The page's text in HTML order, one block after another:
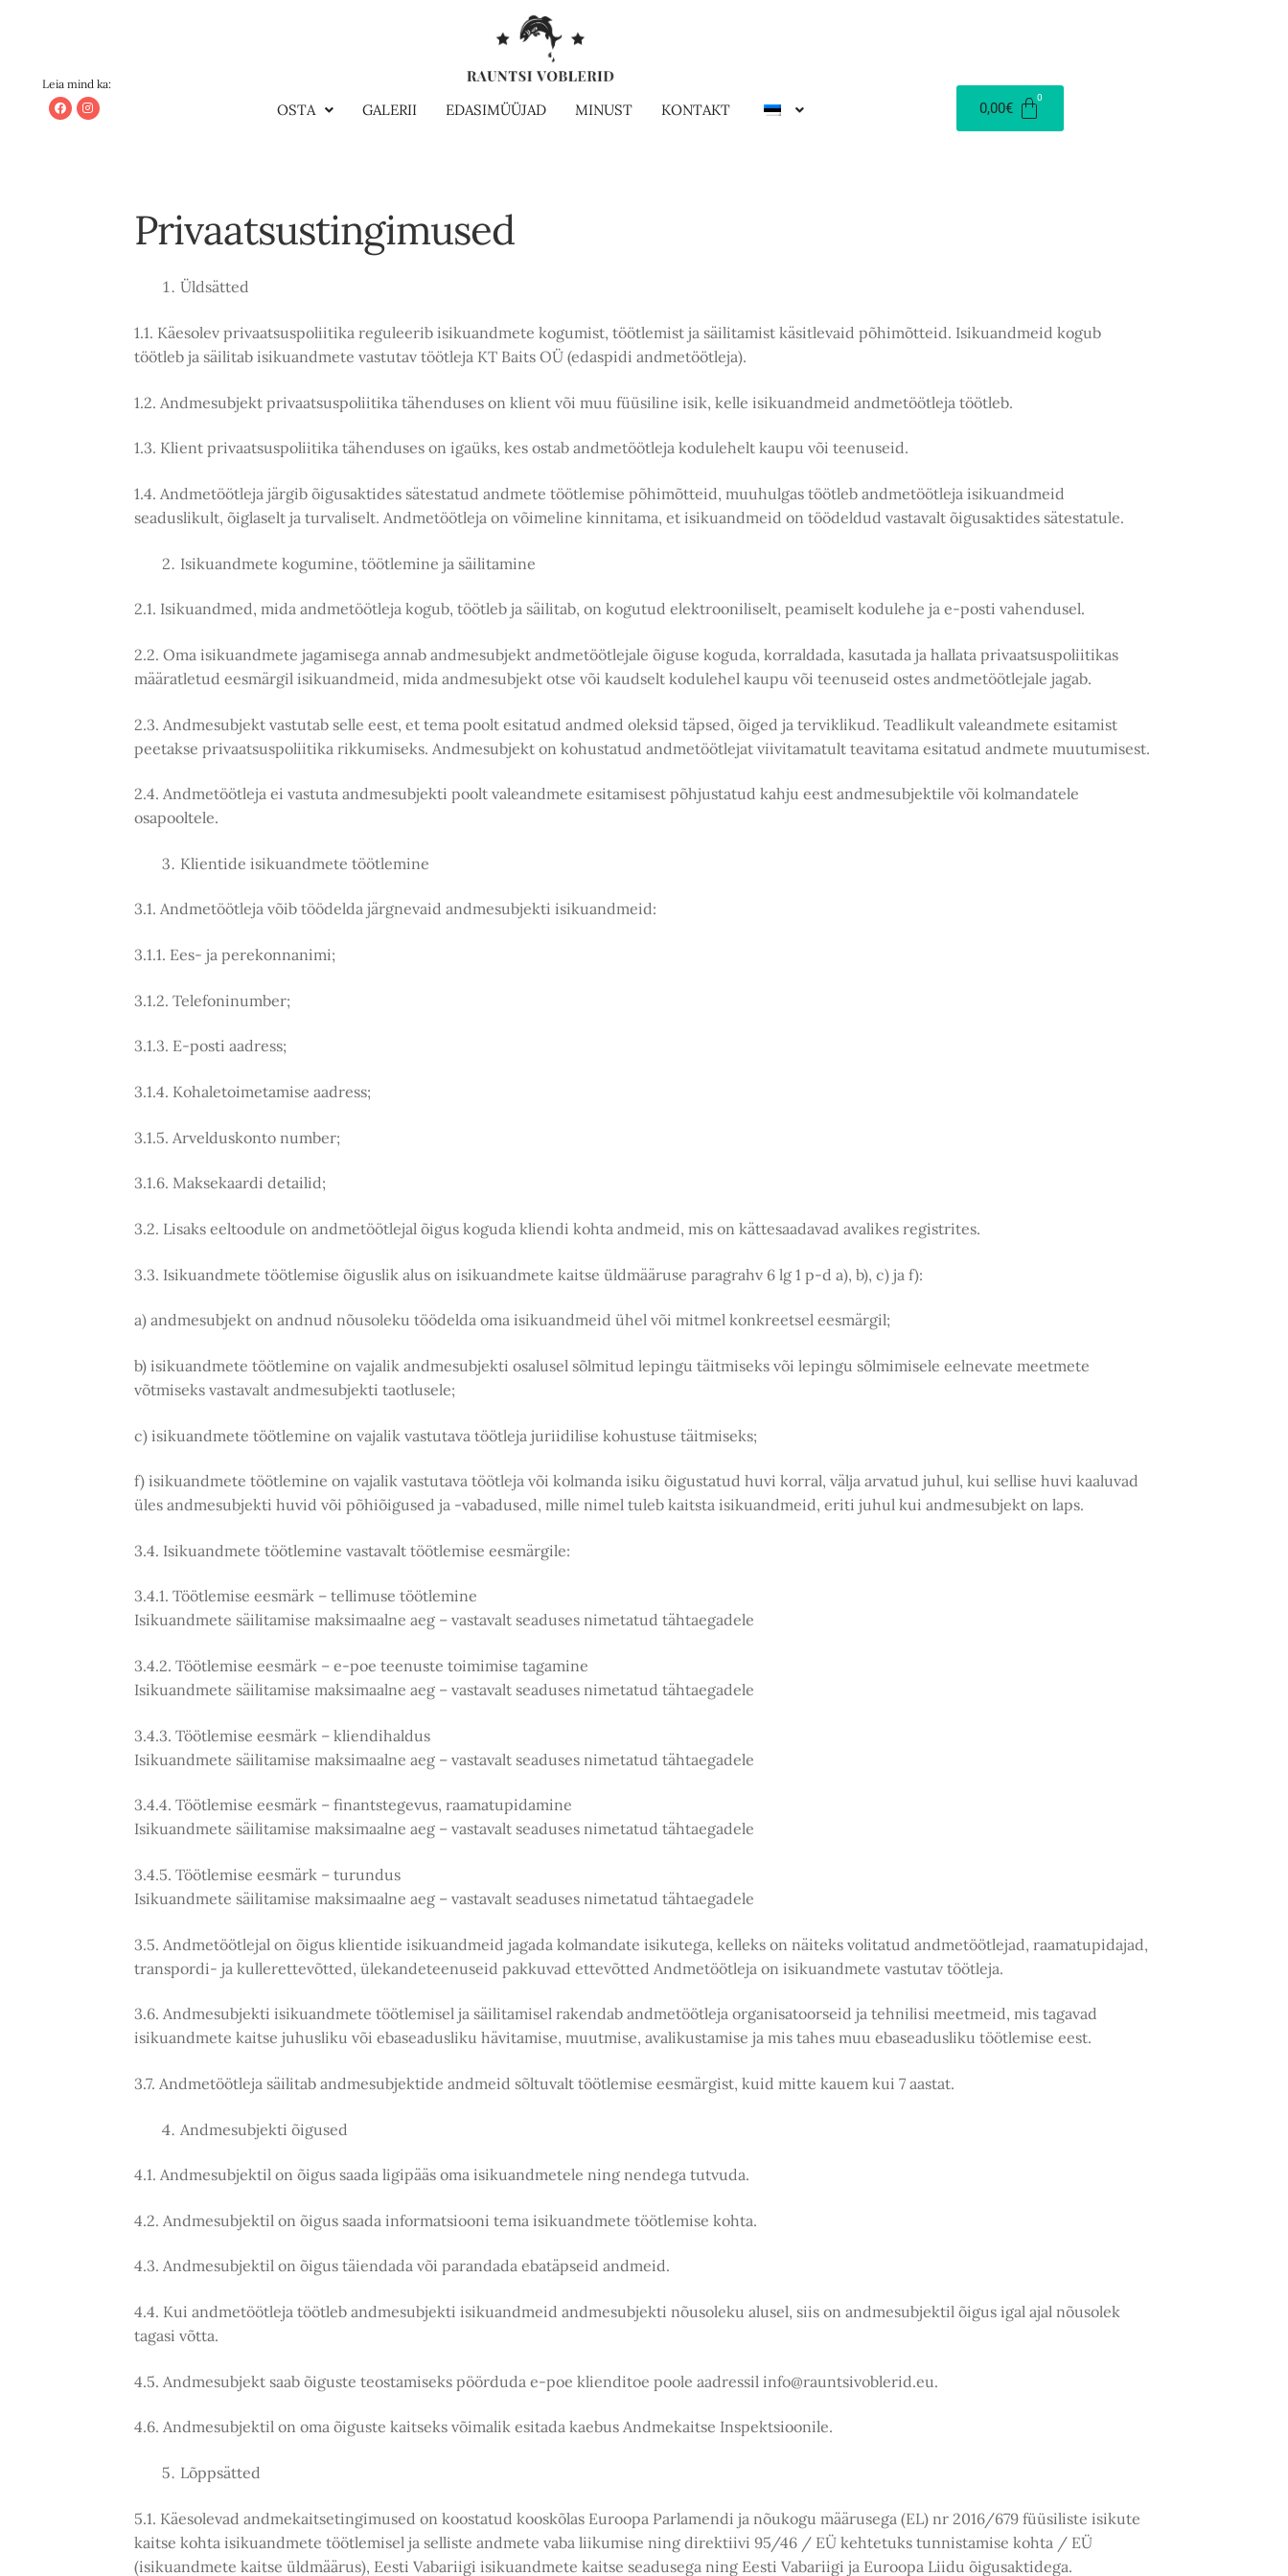
Leia mind ka:
OSTA GALERII EDASIMÜÜJAD MINUST KONTAKT 0,00€
Privaatsustingimused
Üldsätted
1.1. Käesolev privaatsuspoliitika reguleerib isikuandmete kogumist, töötlemist ja säilitamist käsitlevaid põhimõtteid. Isikuandmeid kogub
töötleb ja säilitab isikuandmete vastutav töötleja KT Baits OÜ (edaspidi andmetöötleja).
1.2. Andmesubjekt privaatsuspoliitika tähenduses on klient või muu füüsiline isik, kelle isikuandmeid andmetöötleja töötleb.
1.3. Klient privaatsuspoliitika tähenduses on igaüks, kes ostab andmetöötleja kodulehelt kaupu või teenuseid.
1.4. Andmetöötleja järgib õigusaktides sätestatud andmete töötlemise põhimõtteid, muuhulgas töötleb andmetöötleja isikuandmeid
seaduslikult, õiglaselt ja turvaliselt. Andmetöötleja on võimeline kinnitama, et isikuandmeid on töödeldud vastavalt õigusaktides sätestatule.
Isikuandmete kogumine, töötlemine ja säilitamine
2.1. Isikuandmed, mida andmetöötleja kogub, töötleb ja säilitab, on kogutud elektrooniliselt, peamiselt kodulehe ja e-posti vahendusel.
2.2. Oma isikuandmete jagamisega annab andmesubjekt andmetöötlejale õiguse koguda, korraldada, kasutada ja hallata privaatsuspoliitikas
määratletud eesmärgil isikuandmeid, mida andmesubjekt otse või kaudselt kodulehel kaupu või teenuseid ostes andmetöötlejale jagab.
2.3. Andmesubjekt vastutab selle eest, et tema poolt esitatud andmed oleksid täpsed, õiged ja terviklikud. Teadlikult valeandmete esitamist
peetakse privaatsuspoliitika rikkumiseks. Andmesubjekt on kohustatud andmetöötlejat viivitamatult teavitama esitatud andmete muutumisest.
2.4. Andmetöötleja ei vastuta andmesubjekti poolt valeandmete esitamisest põhjustatud kahju eest andmesubjektile või kolmandatele
osapooltele.
Klientide isikuandmete töötlemine
3.1. Andmetöötleja võib töödelda järgnevaid andmesubjekti isikuandmeid:
3.1.1. Ees- ja perekonnanimi;
3.1.2. Telefoninumber;
3.1.3. E-posti aadress;
3.1.4. Kohaletoimetamise aadress;
3.1.5. Arvelduskonto number;
3.1.6. Maksekaardi detailid;
3.2. Lisaks eeltoodule on andmetöötlejal õigus koguda kliendi kohta andmeid, mis on kättesaadavad avalikes registrites.
3.3. Isikuandmete töötlemise õiguslik alus on isikuandmete kaitse üldmääruse paragrahv 6 lg 1 p-d a), b), c) ja f):
a) andmesubjekt on andnud nõusoleku töödelda oma isikuandmeid ühel või mitmel konkreetsel eesmärgil;
b) isikuandmete töötlemine on vajalik andmesubjekti osalusel sõlmitud lepingu täitmiseks või lepingu sõlmimisele eelnevate meetmete
võtmiseks vastavalt andmesubjekti taotlusele;
c) isikuandmete töötlemine on vajalik vastutava töötleja juriidilise kohustuse täitmiseks;
f) isikuandmete töötlemine on vajalik vastutava töötleja või kolmanda isiku õigustatud huvi korral, välja arvatud juhul, kui sellise huvi kaaluvad
üles andmesubjekti huvid või põhiõigused ja -vabadused, mille nimel tuleb kaitsta isikuandmeid, eriti juhul kui andmesubjekt on laps.
3.4. Isikuandmete töötlemine vastavalt töötlemise eesmärgile:
3.4.1. Töötlemise eesmärk – tellimuse töötlemine
Isikuandmete säilitamise maksimaalne aeg – vastavalt seaduses nimetatud tähtaegadele
3.4.2. Töötlemise eesmärk – e-poe teenuste toimimise tagamine
Isikuandmete säilitamise maksimaalne aeg – vastavalt seaduses nimetatud tähtaegadele
3.4.3. Töötlemise eesmärk – kliendihaldus
Isikuandmete säilitamise maksimaalne aeg – vastavalt seaduses nimetatud tähtaegadele
3.4.4. Töötlemise eesmärk – finantstegevus, raamatupidamine
Isikuandmete säilitamise maksimaalne aeg – vastavalt seaduses nimetatud tähtaegadele
3.4.5. Töötlemise eesmärk – turundus
Isikuandmete säilitamise maksimaalne aeg – vastavalt seaduses nimetatud tähtaegadele
3.5. Andmetöötlejal on õigus klientide isikuandmeid jagada kolmandate isikutega, kelleks on näiteks volitatud andmetöötlejad, raamatupidajad,
transpordi- ja kullerettevõtted, ülekandeteenuseid pakkuvad ettevõtted Andmetöötleja on isikuandmete vastutav töötleja.
3.6. Andmesubjekti isikuandmete töötlemisel ja säilitamisel rakendab andmetöötleja organisatoorseid ja tehnilisi meetmeid, mis tagavad
isikuandmete kaitse juhusliku või ebaseadusliku hävitamise, muutmise, avalikustamise ja mis tahes muu ebaseadusliku töötlemise eest.
3.7. Andmetöötleja säilitab andmesubjektide andmeid sõltuvalt töötlemise eesmärgist, kuid mitte kauem kui 7 aastat.
Andmesubjekti õigused
4.1. Andmesubjektil on õigus saada ligipääs oma isikuandmetele ning nendega tutvuda.
4.2. Andmesubjektil on õigus saada informatsiooni tema isikuandmete töötlemise kohta.
4.3. Andmesubjektil on õigus täiendada või parandada ebatäpseid andmeid.
4.4. Kui andmetöötleja töötleb andmesubjekti isikuandmeid andmesubjekti nõusoleku alusel, siis on andmesubjektil õigus igal ajal nõusolek
tagasi võtta.
4.5. Andmesubjekt saab õiguste teostamiseks pöörduda e-poe klienditoe poole aadressil info@rauntsivoblerid.eu.
4.6. Andmesubjektil on oma õiguste kaitseks võimalik esitada kaebus Andmekaitse Inspektsioonile.
Lõppsätted
5.1. Käesolevad andmekaitsetingimused on koostatud kooskõlas Euroopa Parlamendi ja nõukogu määrusega (EL) nr 2016/679 füüsiliste isikute
kaitse kohta isikuandmete töötlemisel ja selliste andmete vaba liikumise ning direktiivi 95/46 / EÜ kehtetuks tunnistamise kohta / EÜ
(isikuandmete kaitse üldmäärus), Eesti Vabariigi isikuandmete kaitse seadusega ning Eesti Vabariigi ja Euroopa Liidu õigusaktidega.